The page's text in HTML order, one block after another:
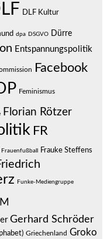
DLF Kultur
dpa DSGVO Dürre
Entspannungspolitik
Facebook
Feminismus
Florian Rötzer
FR
Frauenfußball Frauke Steffens
Funke-Mediengruppe
Gerhard Schröder
Griechenland Groko